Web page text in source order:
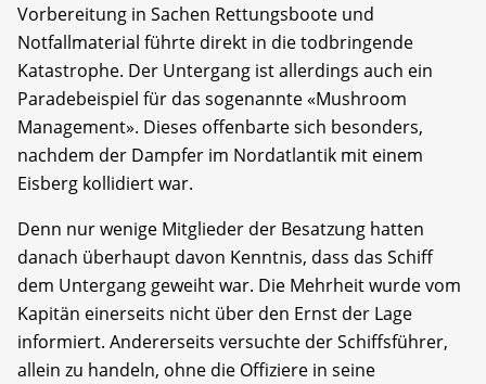
Vorbereitung in Sachen Rettungsboote und
Notfallmaterial führte direkt in die todbringende
Katastrophe. Der Untergang ist allerdings auch ein
Paradebeispiel für das sogenannte «Mushroom
Management». Dieses offenbarte sich besonders,
nachdem der Dampfer im Nordatlantik mit einem
Eisberg kollidiert war.
Denn nur wenige Mitglieder der Besatzung hatten
danach überhaupt davon Kenntnis, dass das Schiff
dem Untergang geweiht war. Die Mehrheit wurde vom
Kapitän einerseits nicht über den Ernst der Lage
informiert. Andererseits versuchte der Schiffsführer,
allein zu handeln, ohne die Offiziere in seine